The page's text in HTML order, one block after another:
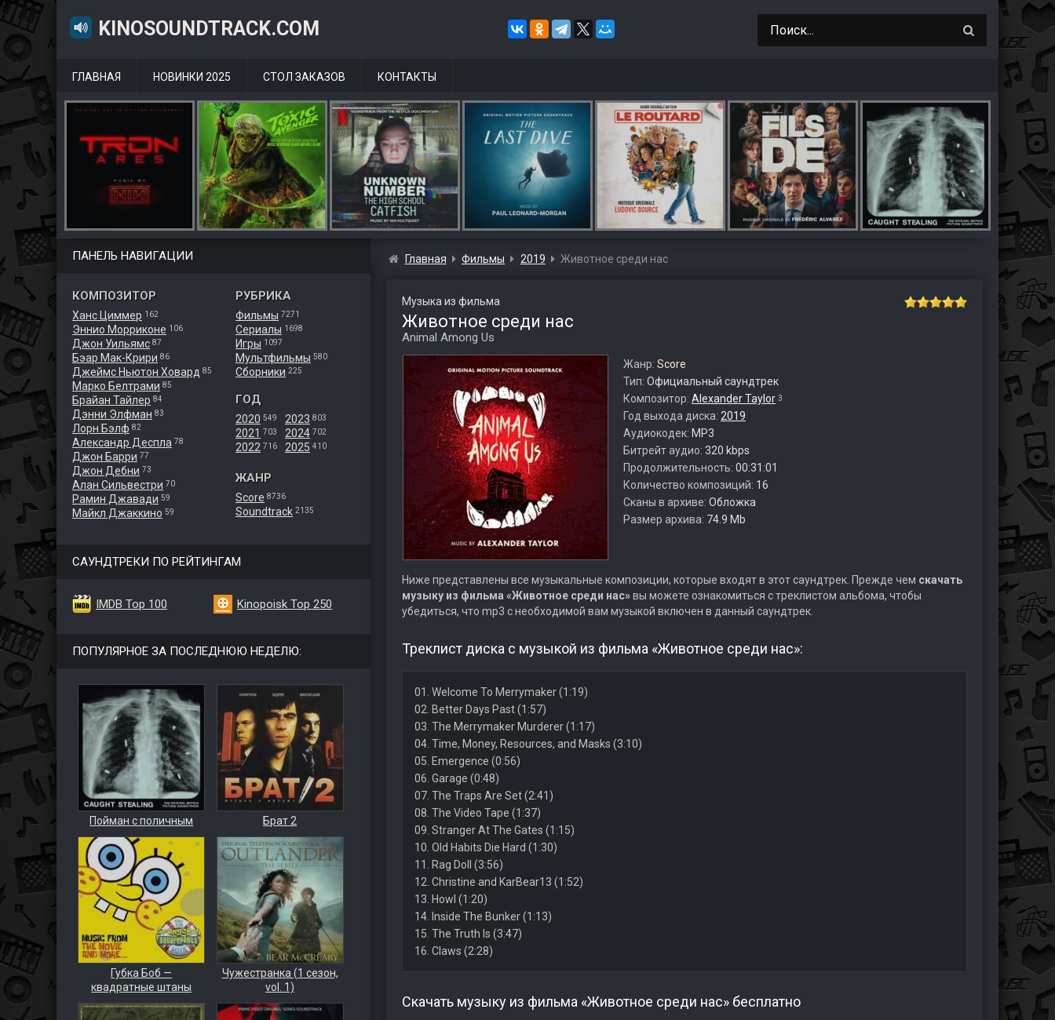
KINOSOUNDTRACK.COM
ГЛАВНАЯ НОВИНКИ 2025 СТОЛ ЗАКАЗОВ КОНТАКТЫ
ПАНЕЛЬ НАВИГАЦИИ
КОМПОЗИТОР
Ханс Циммер 162
Эннио Морриконе 106
Джон Уильямс 87
Бэар Мак-Крири 86
Джеймс Ньютон Ховард 85
Марко Белтрами 85
Брайан Тайлер 84
Дэнни Элфман 83
Лорн Бэлф 82
Александр Деспла 78
Джон Барри 77
Джон Дебни 73
Алан Сильвестри 70
Рамин Джавади 59
Майкл Джаккино 59
РУБРИКА
Фильмы 7271
Сериалы 1698
Игры 1097
Мультфильмы 580
Сборники 225
ГОД
2020 549
2021 703
2022 716
2023 803
2024 702
2025 410
ЖАНР
Score 8736
Soundtrack 2135
САУНДТРЕКИ ПО РЕЙТИНГАМ
IMDB Top 100 Kinopoisk Top 250
ПОПУЛЯРНОЕ ЗА ПОСЛЕДНЮЮ НЕДЕЛЮ:
Пойман с поличным Брат 2
Губка Боб —
квадратные штаны
Чужестранка (1 сезон,
vol. 1)
Главная Фильмы 2019 Животное среди нас
Музыка из фильма
Животное среди нас
Animal Among Us
Жанр: Score
Тип: Официальный саундтрек
Композитор: Alexander Taylor 3
Год выхода диска: 2019
Аудиокодек: MP3
Битрейт аудио: 320 kbps
Продолжительность: 00:31:01
Количество композиций: 16
Сканы в архиве: Обложка
Размер архива: 74.9 Mb
Ниже представлены все музыкальные композиции, которые входят в этот саундтрек. Прежде чем скачать
музыку из фильма «Животное среди нас»вы можете ознакомиться с треклистом альбома, чтобы
убедиться, что mp3 с необходимой вам музыкой включен в данный саундтрек.
Треклист диска с музыкой из фильма «Животное среди нас»:
01. Welcome To Merrymaker (1:19)
02. Better Days Past (1:57)
03. The Merrymaker Murderer (1:17)
04. Time, Money, Resources, and Masks (3:10)
05. Emergence (0:56)
06. Garage (0:48)
07. The Traps Are Set (2:41)
08. The Video Tape (1:37)
09. Stranger At The Gates (1:15)
10. Old Habits Die Hard (1:30)
11. Rag Doll (3:56)
12. Christine and KarBear13 (1:52)
13. Howl (1:20)
14. Inside The Bunker (1:13)
15. The Truth Is (3:47)
16. Claws (2:28)
Скачать музыку из фильма «Животное среди нас» бесплатно